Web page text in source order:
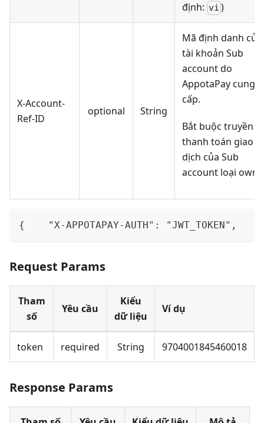
định: vi )
X-Account-
Ref-ID
optional String
Mã định danh của
tài khoản Sub
account do
AppotaPay cung
cấp.
Bắt buộc truyền
thanh toán giao
dịch của Sub
account loại
{    "X-APPOTAPAY-AUTH":
Request Params
Tham
số
Yêu cầu
Kiểu
dữ liệu
Ví dụ
token required String 9704001845460018
Response Params